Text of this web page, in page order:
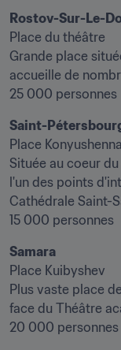
Rostov-Sur-Le-
Place du théâtre
Grande place
accueille de
25 000 personnes
Saint-
Place
Située au coeur
l'un des points
Cathédrale Saint-
15 000 personnes
Samara​
Place Kuibyshev
Plus vaste place
face du Théâtre
20 000 personnes